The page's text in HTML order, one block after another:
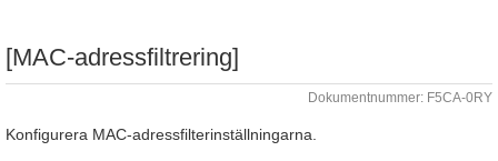
[MAC-adressfiltrering]
Dokumentnummer: F5CA-0RY
Konfigurera MAC-adressfilterinställningarna.